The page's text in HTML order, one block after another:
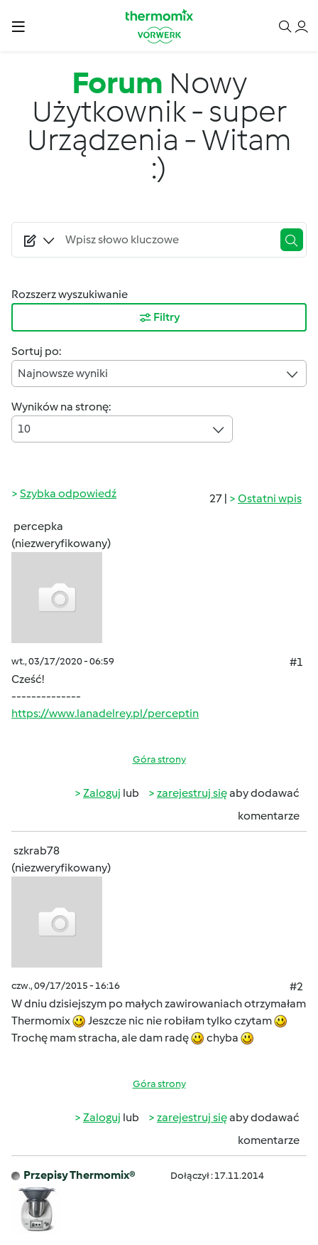
Forum Nowy
Użytkownik - super
Urządzenia - Witam
:)
Rozszerz wyszukiwanie
Filtry
Sortuj po:
Najnowsze wyniki
Wyników na stronę:
10
27 | Ostatni wpis
Szybka odpowiedź
percepka
(niezweryfikowany)
wt., 03/17/2020 - 06:59
#1
Cześć!
--------------
https://www.lanadelrey.pl/perceptin
Góra strony
Zaloguj lub zarejestruj sięaby dodawać
komentarze
szkrab78
(niezweryfikowany)
czw., 09/17/2015 - 16:16
#2
W dniu dzisiejszym po małych zawirowaniach otrzymałam
Thermomix
Jeszcze nic nie robiłam tylko czytam
Trochę mam stracha, ale dam radę
chyba
Góra strony
Zaloguj lub zarejestruj sięaby dodawać
komentarze
Przepisy Thermomix® Dołączył : 17.11.2014